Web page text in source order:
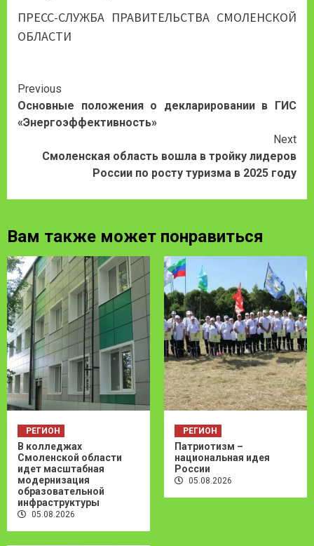
ПРЕСС-СЛУЖБА ПРАВИТЕЛЬСТВА СМОЛЕНСКОЙ
ОБЛАСТИ
Continue
Reading
Previous
Основные положения о декларировании в ГИС
«Энергоэффективность»
Next
Смоленская область вошла в тройку лидеров
России по росту туризма в 2025 году
Вам также может понравиться
РЕГИОН
В колледжах
Смоленской области
идет масштабная
модернизация
образовательной
инфраструктуры
05.08.2026
РЕГИОН
Патриотизм –
национальная идея
России
05.08.2026